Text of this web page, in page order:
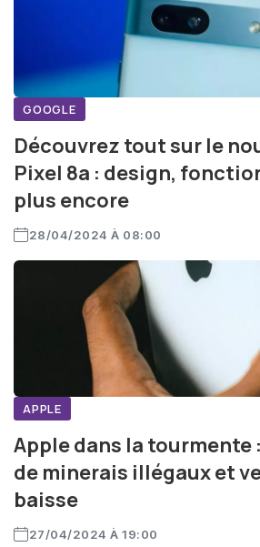
GOOGLE
Découvrez tout sur le
Pixel 8a : design,
plus encore
28/04/2024 À 08:00
APPLE
Apple dans la
de minerais illégaux et
baisse
27/04/2024 À 19:00